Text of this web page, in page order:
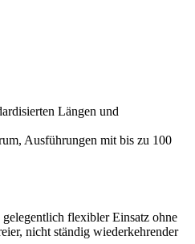
Längen und
Ausführungen mit bis zu 100
gelegentlich flexibler Einsatz ohne
nicht ständig wiederkehrender